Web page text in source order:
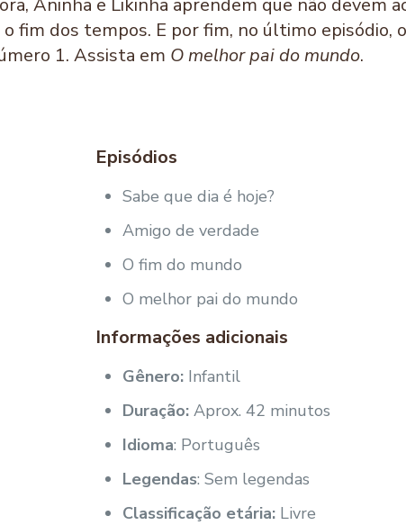
Aninha e Likinha aprendem que não devem
fim dos tempos. E por fim, no último episódio,
1. Assista em O melhor pai do mundo.
Episódios
Sabe que dia é hoje?
Amigo de verdade
O fim do mundo
O melhor pai do mundo
Informações adicionais
Gênero: Infantil
Duração: Aprox. 42 minutos
Idioma: Português
Legendas: Sem legendas
Classificação etária: Livre